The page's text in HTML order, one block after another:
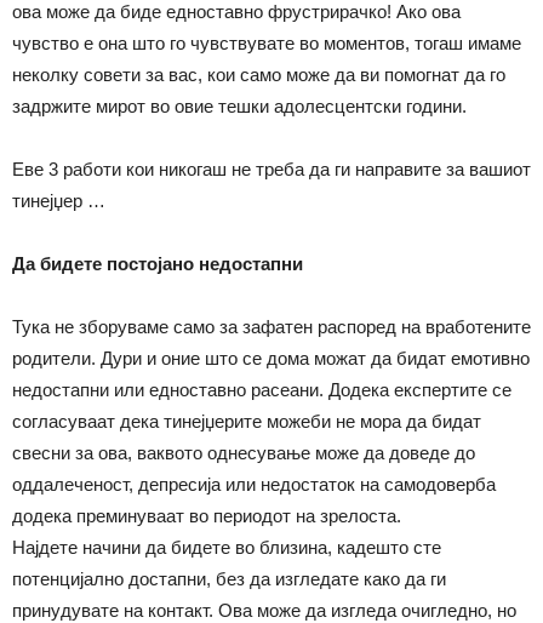
ова може да биде едноставно фрустрирачко! Ако ова
чувство е она што го чувствувате во моментов, тогаш имаме
неколку совети за вас, кои само може да ви помогнат да го
задржите мирот во овие тешки адолесцентски години.
Еве 3 работи кои никогаш не треба да ги направите за вашиот
тинејџер …
Да бидете постојано недостапни
Тука не зборуваме само за зафатен распоред на вработените
родители. Дури и оние што се дома можат да бидат емотивно
недостапни или едноставно расеани. Додека експертите се
согласуваат дека тинејџерите можеби не мора да бидат
свесни за ова, ваквото однесување може да доведе до
оддалеченост, депресија или недостаток на самодоверба
додека преминуваат во периодот на зрелоста.
Најдете начини да бидете во близина, кадешто сте
потенцијално достапни, без да изгледате како да ги
принудувате на контакт. Ова може да изгледа очигледно, но